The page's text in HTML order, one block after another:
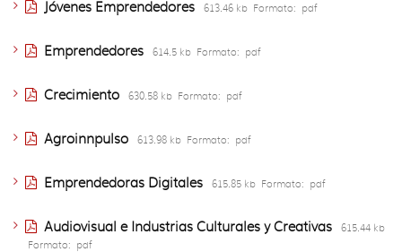
Jóvenes Emprendedores 613.46 kb Formato: pdf
Emprendedores 614.5 kb Formato: pdf
Crecimiento 630.58 kb Formato: pdf
Agroinnpulso 613.98 kb Formato: pdf
Emprendedoras Digitales 615.85 kb Formato: pdf
Audiovisual e Industrias Culturales y Creativas
615.44 kb
Formato:
pdf